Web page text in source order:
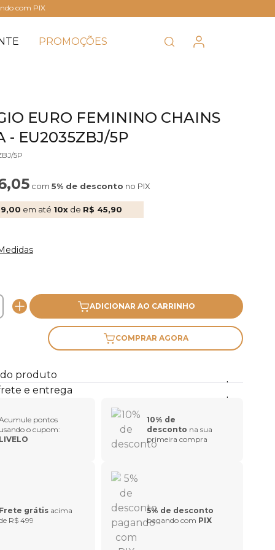
com PIX
PROMOÇÕES
EURO FEMININO CHAINS
- EU2035ZBJ/5P
5P
com 5% de desconto no PIX
em até 10xde R$ 45,90
ADICIONAR AO CARRINHO
COMPRAR AGORA
produto
e entrega
pontos
o cupom:
10% de
desconto na sua
primeira compra
grátis acima
R$ 499
5% de desconto
pagando com PIX